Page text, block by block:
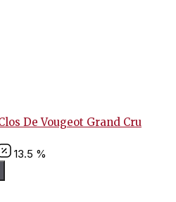
De Vougeot Grand Cru
13.5 %